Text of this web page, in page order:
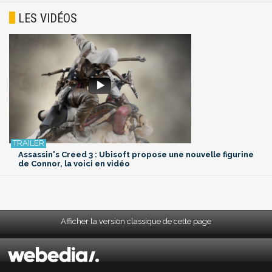
LES VIDÉOS
Assassin's Creed 3 : Ubisoft propose une nouvelle figurine
de Connor, la voici en vidéo
Afficher la version classique de cette page